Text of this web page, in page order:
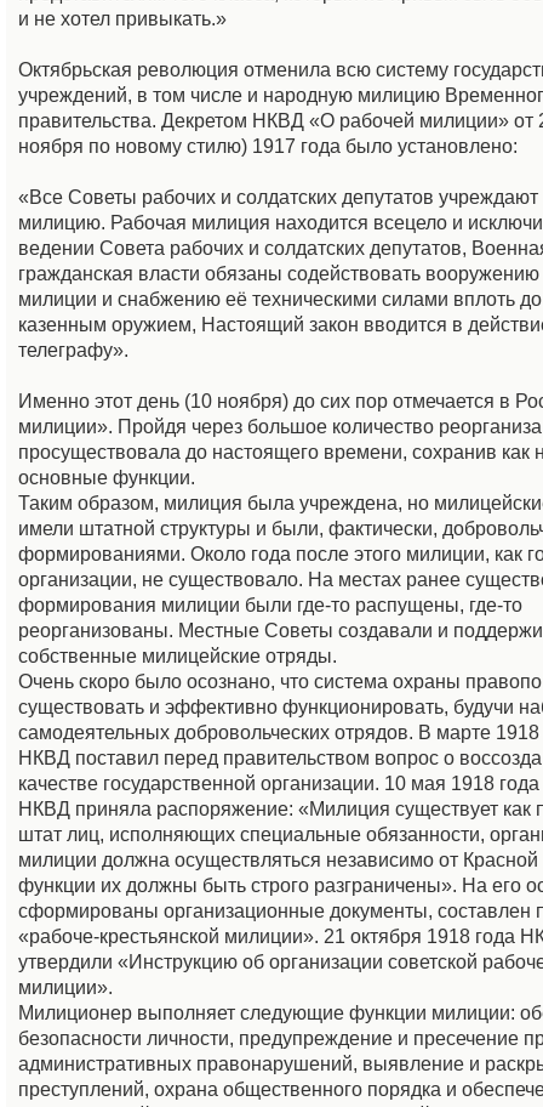
и не хотел привыкать.»
Октябрьская революция отменила всю систему
учреждений, в том числе и народную милицию
правительства. Декретом НКВД «О рабочей милиции» от
ноября по новому стилю) 1917 года было установлено:
«Все Советы рабочих и солдатских депутатов
милицию. Рабочая милиция находится всецело и
ведении Совета рабочих и солдатских депутатов,
гражданская власти обязаны содействовать
милиции и снабжению её техническими силами вплоть
казенным оружием, Настоящий закон вводится в
телеграфу».
Именно этот день (10 ноября) до сих пор отмечается в
милиции». Пройдя через большое количество
просуществовала до настоящего времени, сохранив как
основные функции.
Таким образом, милиция была учреждена, но
имели штатной структуры и были, фактически,
формированиями. Около года после этого милиции, как
организации, не существовало. На местах ранее
формирования милиции были где-то распущены, где-то
реорганизованы. Местные Советы создавали и
собственные милицейские отряды.
Очень скоро было осознано, что система охраны
существовать и эффективно функционировать, будучи
самодеятельных добровольческих отрядов. В марте 1918
НКВД поставил перед правительством вопрос о
качестве государственной организации. 10 мая 1918
НКВД приняла распоряжение: «Милиция существует как
штат лиц, исполняющих специальные обязанности,
милиции должна осуществляться независимо от
функции их должны быть строго разграничены». На его
сформированы организационные документы, составлен
«рабоче-крестьянской милиции». 21 октября 1918 года
утвердили «Инструкцию об организации советской
милиции».
Милиционер выполняет следующие функции милиции:
безопасности личности, предупреждение и пресечение
административных правонарушений, выявление и
преступлений, охрана общественного порядка и